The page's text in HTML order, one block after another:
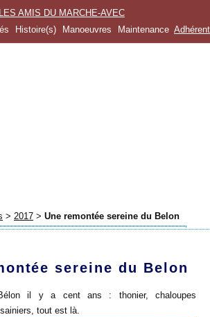
LES AMIS DU MARCHE-AVEC
Histoire(s) Manoeuvres Maintenance
> 2017 > Une remontée sereine du Belon
sereine du Belon
il y a cent ans : thonier, chaloupes
tout est là.